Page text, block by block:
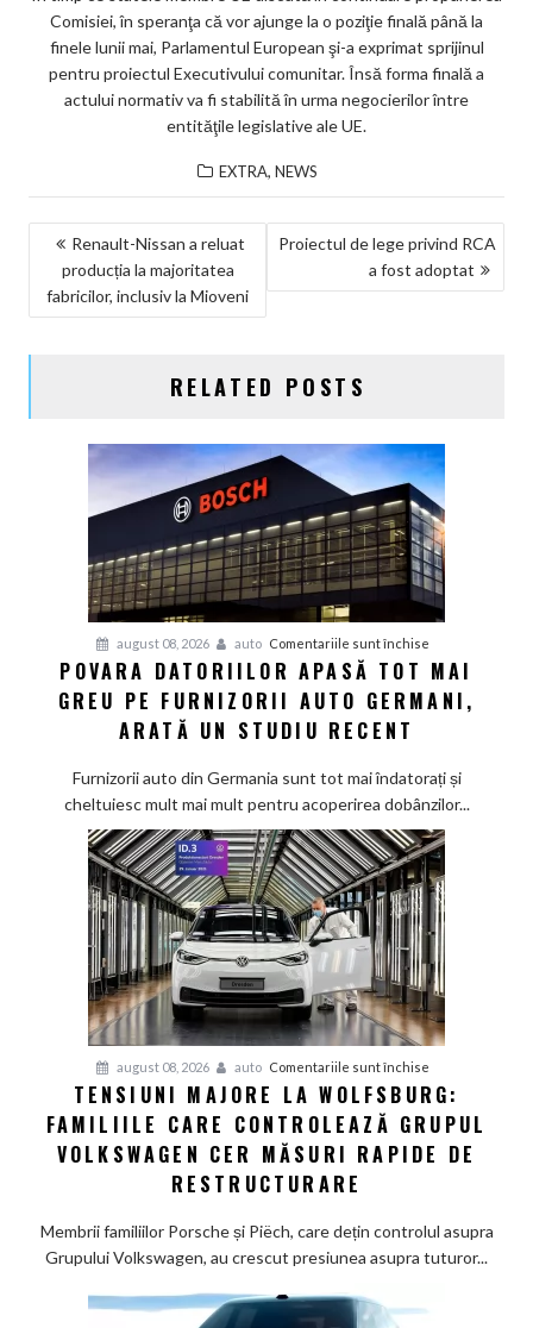
Comisiei, în speranţa că vor ajunge la o poziţie finală până la
finele lunii mai, Parlamentul European şi-a exprimat sprijinul
pentru proiectul Executivului comunitar. Însă forma finală a
actului normativ va fi stabilită în urma negocierilor între
entităţile legislative ale UE.
EXTRA, NEWS
NAVIGARE
ARTICOLE
Renault-Nissan a reluat
producția la majoritatea
fabricilor, inclusiv la Mioveni
Proiectul de lege privind RCA
a fost adoptat
RELATED POSTS
august 08, 2026 auto Comentariile sunt închise
Povara
datoriilor
mai
greu
furnizorii
auto
germani,
arată
un
studiu
recent
POVARA DATORIILOR APASĂ TOT MAI
GREU PE FURNIZORII AUTO GERMANI,
ARATĂ UN STUDIU RECENT
Furnizorii auto din Germania sunt tot mai îndatorați și
cheltuiesc mult mai mult pentru acoperirea dobânzilor...
august 08, 2026 auto Comentariile sunt închise
Tensiuni
majore
la
care
TENSIUNI MAJORE LA WOLFSBURG:
FAMILIILE CARE CONTROLEAZĂ GRUPUL
VOLKSWAGEN CER MĂSURI RAPIDE DE
RESTRUCTURARE
Membrii familiilor Porsche și Piëch, care dețin controlul asupra
Grupului Volkswagen, au crescut presiunea asupra tuturor...